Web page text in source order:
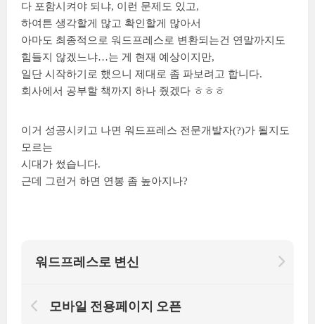
다 포함시켜야 되냐, 이런 문제도 있고,
하여튼 생각할게 많고 확인할게 많아서
아마도 최종적으로 워드프레스로 변환되는건 연말까지도
힘들지 않겠느냐…는 게 현재 예상이지만,
일단 시작하기로 했으니 제대로 좀 파보려고 합니다.
회사에서 공부할 책까지 하나 줬겠다 ㅎㅎㅎ
이거 성공시키고 나면 워드프레스 전문개발자(?)가 될지도
모르는
시대가 썼습니다.
근데 그런거 하면 연봉 좀 높아지나?
워드프레스로 변신
모바일 전용페이지 오픈